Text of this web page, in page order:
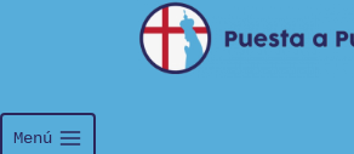
Menú